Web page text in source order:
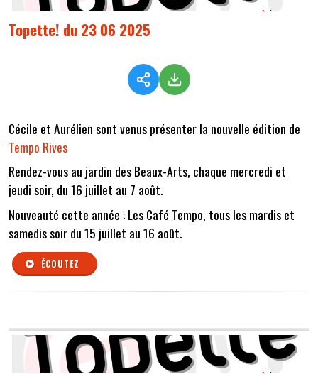
Topette! du 23 06 2025
Cécile et Aurélien sont venus présenter la nouvelle édition de
Tempo Rives
Rendez-vous au jardin des Beaux-Arts, chaque mercredi et
jeudi soir, du 16 juillet au 7 août.
Nouveauté cette année : Les Café Tempo, tous les mardis et
samedis soir du 15 juillet au 16 août.
ÉCOUTEZ